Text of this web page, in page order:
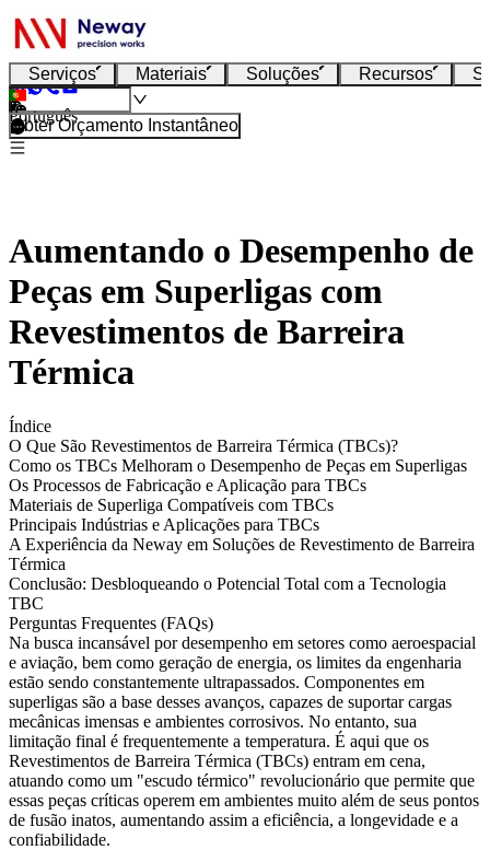
Serviços Materiais Soluções Recursos
Português
Obter Orçamento Instantâneo
Aumentando o Desempenho de
Peças em Superligas com
Revestimentos de Barreira
Térmica
Índice
O Que São Revestimentos de Barreira Térmica (TBCs)?
Como os TBCs Melhoram o Desempenho de Peças em Superligas
Os Processos de Fabricação e Aplicação para TBCs
Materiais de Superliga Compatíveis com TBCs
Principais Indústrias e Aplicações para TBCs
A Experiência da Neway em Soluções de Revestimento de Barreira
Térmica
Conclusão: Desbloqueando o Potencial Total com a Tecnologia
TBC
Perguntas Frequentes (FAQs)
Na busca incansável por desempenho em setores como aeroespacial
e aviação, bem como geração de energia, os limites da engenharia
estão sendo constantemente ultrapassados. Componentes em
superligas são a base desses avanços, capazes de suportar cargas
mecânicas imensas e ambientes corrosivos. No entanto, sua
limitação final é frequentemente a temperatura. É aqui que os
Revestimentos de Barreira Térmica (TBCs) entram em cena,
atuando como um "escudo térmico" revolucionário que permite que
essas peças críticas operem em ambientes muito além de seus pontos
de fusão inatos, aumentando assim a eficiência, a longevidade e a
confiabilidade.